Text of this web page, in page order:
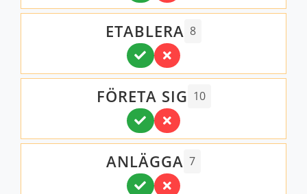
ETABLERA 8
FÖRETA SIG 10
ANLÄGGA 7